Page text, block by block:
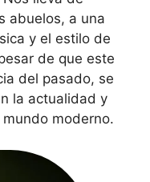
abuelos, a una
y el estilo de
de que este
del pasado, se
la actualidad y
moderno.